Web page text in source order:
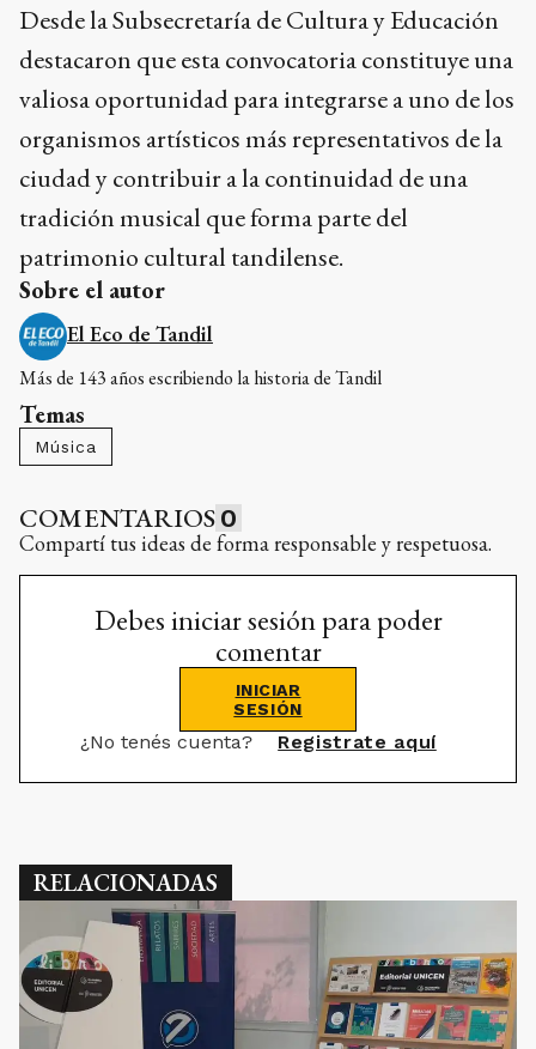
Desde la Subsecretaría de Cultura y Educación
destacaron que esta convocatoria constituye una
valiosa oportunidad para integrarse a uno de los
organismos artísticos más representativos de la
ciudad y contribuir a la continuidad de una
tradición musical que forma parte del
patrimonio cultural tandilense.
Sobre el autor
El Eco de Tandil
Más de 143 años escribiendo la historia de Tandil
Temas
Música
COMENTARIOS 0
Compartí tus ideas de forma responsable y respetuosa.
Debes iniciar sesión para poder
comentar
INICIAR
SESIÓN
¿No tenés cuenta? Registrate aquí
RELACIONADAS